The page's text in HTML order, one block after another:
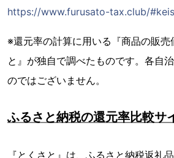
https://www.furusato-tax.club/
※還元率の計算に用いる『商品の販売
と』が独自で調べたものです。各自
のではございません。
ふるさと納税の還元率比較サ
『とくさと』は、ふるさと納税返礼